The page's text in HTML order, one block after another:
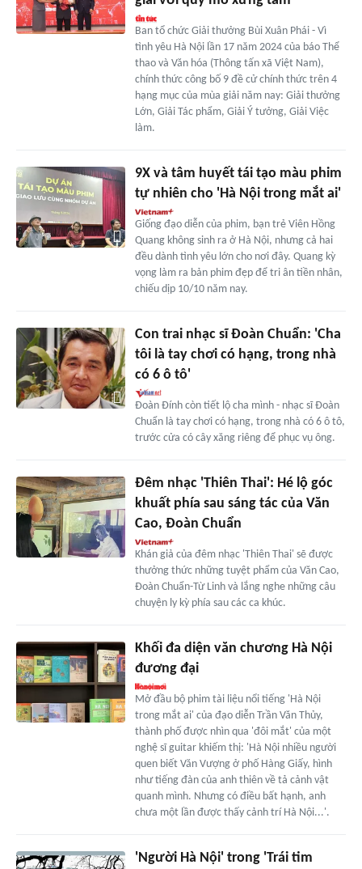
Ban tổ chức Giải thưởng Bùi Xuân Phái - Vì
tình yêu Hà Nội lần 17 năm 2024 của báo Thể
thao và Văn hóa (Thông tấn xã Việt Nam),
chính thức công bố 9 đề cử chính thức trên 4
hạng mục của mùa giải năm nay: Giải thưởng
Lớn, Giải Tác phẩm, Giải Ý tưởng, Giải Việc
làm.
9X và tâm huyết tái tạo màu phim
tự nhiên cho 'Hà Nội trong mắt ai'
Giống đạo diễn của phim, bạn trẻ Viên Hồng
Quang không sinh ra ở Hà Nội, nhưng cả hai
đều dành tình yêu lớn cho nơi đây. Quang kỳ
vọng làm ra bản phim đẹp để tri ân tiền nhân,
chiếu dịp 10/10 năm nay.
Con trai nhạc sĩ Đoàn Chuẩn: 'Cha
tôi là tay chơi có hạng, trong nhà
có 6 ô tô'
Đoàn Đính còn tiết lộ cha mình - nhạc sĩ Đoàn
Chuẩn là tay chơi có hạng, trong nhà có 6 ô tô,
trước cửa có cây xăng riêng để phục vụ ông.
Đêm nhạc 'Thiên Thai': Hé lộ góc
khuất phía sau sáng tác của Văn
Cao, Đoàn Chuẩn
Khán giả của đêm nhạc 'Thiên Thai' sẽ được
thưởng thức những tuyệt phẩm của Văn Cao,
Đoàn Chuẩn-Từ Linh và lắng nghe những câu
chuyện ly kỳ phía sau các ca khúc.
Khối đa diện văn chương Hà Nội
đương đại
Mở đầu bộ phim tài liệu nổi tiếng 'Hà Nội
trong mắt ai' của đạo diễn Trần Văn Thủy,
thành phố được nhìn qua 'đôi mắt' của một
nghệ sĩ guitar khiếm thị: 'Hà Nội nhiều người
quen biết Văn Vượng ở phố Hàng Giấy, hình
như tiếng đàn của anh thiên về tả cảnh vật
quanh mình. Nhưng có điều bất hạnh, anh
chưa một lần được thấy cảnh trí Hà Nội...'.
'Người Hà Nội' trong 'Trái tim